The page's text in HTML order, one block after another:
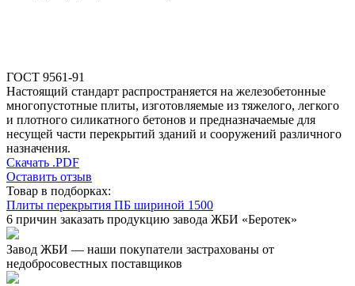
ГОСТ 9561-91
Настоящий стандарт распространяется на железобетонные
многопустотные плиты, изготовляемые из тяжелого, легкого
и плотного силикатного бетонов и предназначаемые для
несущей части перекрытий зданий и сооружений различного
назначения.
Скачать .PDF
Оставить отзыв
Товар в подборках:
Плиты перекрытия ПБ шириной 1500
6 причин заказать продукцию завода ЖБИ «Беротек»
Завод ЖБИ — наши покупатели застрахованы от
недобросовестных поставщиков